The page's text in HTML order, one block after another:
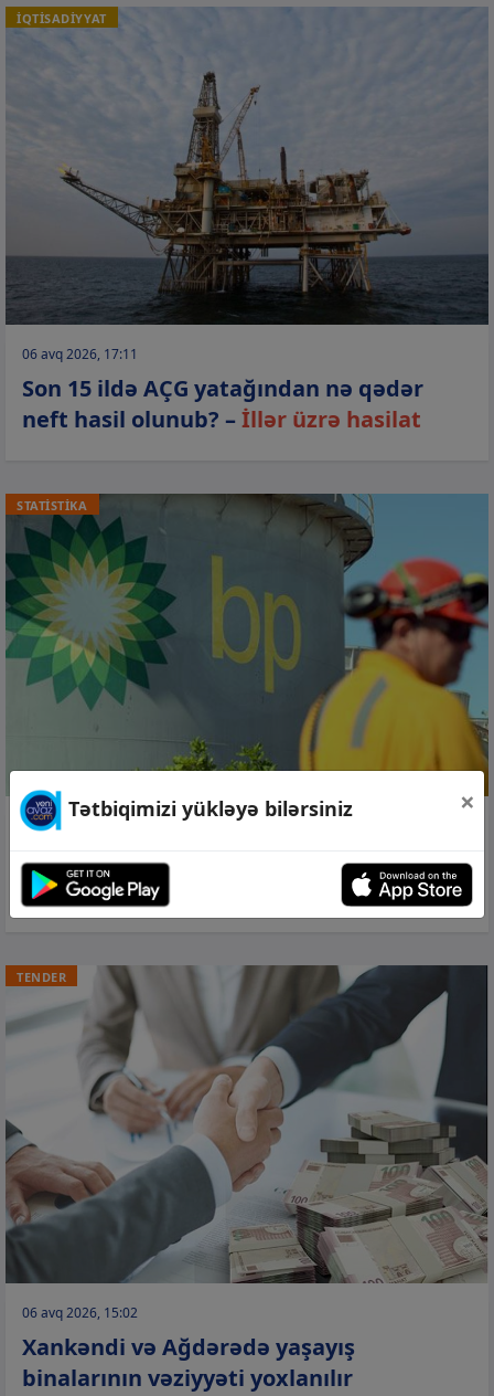
İQTİSADİYYAT
06 avq 2026, 17:11
Son 15 ildə AÇG yatağından nə qədər
neft hasil olunub? –İllər üzrə hasilat
STATİSTİKA
06 avq 2026, 15:09
Son bir ildə BP şirkətində işləyən
azərbaycanlıların sayı 32 nəfər azalıb
TENDER
06 avq 2026, 15:02
Xankəndi və Ağdərədə yaşayış
binalarının vəziyyəti yoxlanılır
Tətbiqimizi yükləyə bilərsiniz ×